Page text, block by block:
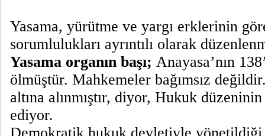
Yasama, yürütme ve yargı erklerinin
sorumlulukları ayrıntılı olarak
Yasama organın başı; Anayasa’nın
ölmüştür. Mahkemeler bağımsız
altına alınmıştır, diyor, Hukuk düzeninin
ediyor.